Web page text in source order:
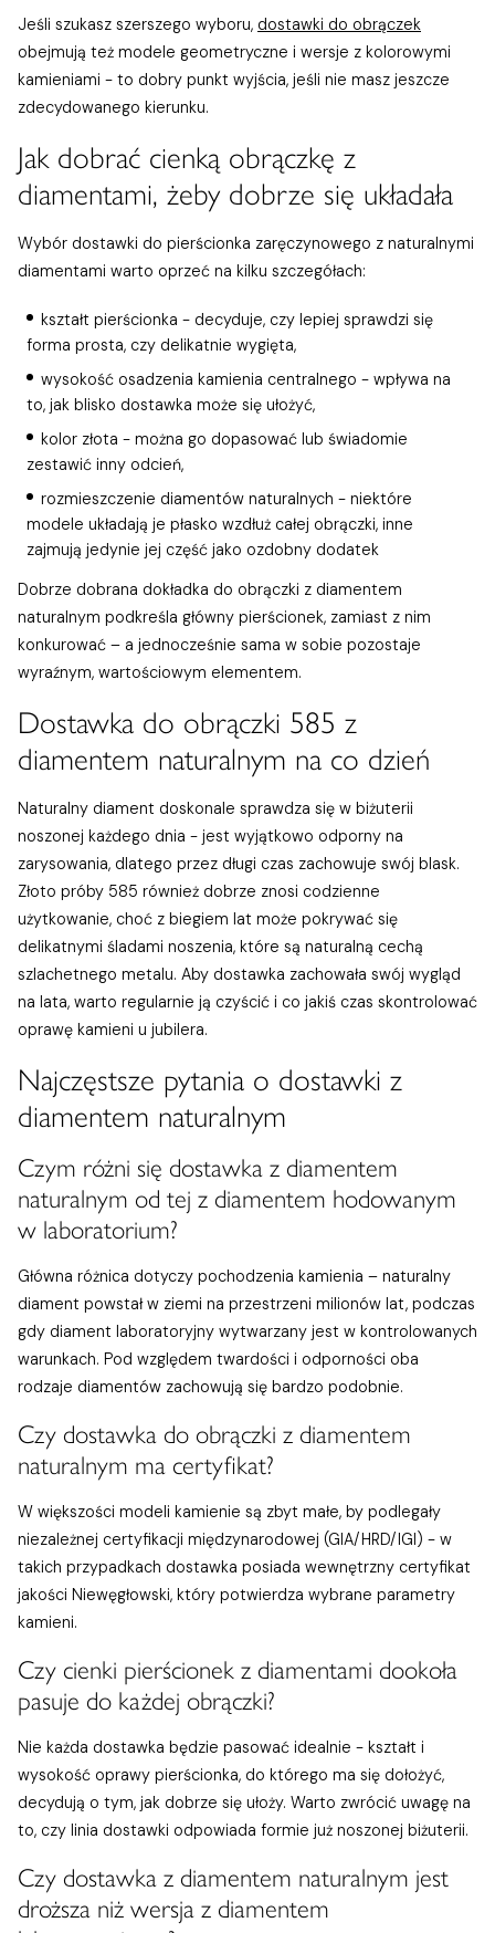
Jeśli szukasz szerszego wyboru, dostawki do obrączek
obejmują też modele geometryczne i wersje z kolorowymi
kamieniami - to dobry punkt wyjścia, jeśli nie masz jeszcze
zdecydowanego kierunku.
Jak dobrać cienką obrączkę z
diamentami, żeby dobrze się układała
Wybór dostawki do pierścionka zaręczynowego z naturalnymi
diamentami warto oprzeć na kilku szczegółach:
kształt pierścionka - decyduje, czy lepiej sprawdzi się
forma prosta, czy delikatnie wygięta,
wysokość osadzenia kamienia centralnego - wpływa na
to, jak blisko dostawka może się ułożyć,
kolor złota - można go dopasować lub świadomie
zestawić inny odcień,
rozmieszczenie diamentów naturalnych - niektóre
modele układają je płasko wzdłuż całej obrączki, inne
zajmują jedynie jej część jako ozdobny dodatek
Dobrze dobrana dokładka do obrączki z diamentem
naturalnym podkreśla główny pierścionek, zamiast z nim
konkurować – a jednocześnie sama w sobie pozostaje
wyraźnym, wartościowym elementem.
Dostawka do obrączki 585 z
diamentem naturalnym na co dzień
Naturalny diament doskonale sprawdza się w biżuterii
noszonej każdego dnia - jest wyjątkowo odporny na
zarysowania, dlatego przez długi czas zachowuje swój blask.
Złoto próby 585 również dobrze znosi codzienne
użytkowanie, choć z biegiem lat może pokrywać się
delikatnymi śladami noszenia, które są naturalną cechą
szlachetnego metalu. Aby dostawka zachowała swój wygląd
na lata, warto regularnie ją czyścić i co jakiś czas skontrolować
oprawę kamieni u jubilera.
Najczęstsze pytania o dostawki z
diamentem naturalnym
Czym różni się dostawka z diamentem
naturalnym od tej z diamentem hodowanym
w laboratorium?
Główna różnica dotyczy pochodzenia kamienia – naturalny
diament powstał w ziemi na przestrzeni milionów lat, podczas
gdy diament laboratoryjny wytwarzany jest w kontrolowanych
warunkach. Pod względem twardości i odporności oba
rodzaje diamentów zachowują się bardzo podobnie.
Czy dostawka do obrączki z diamentem
naturalnym ma certyfikat?
W większości modeli kamienie są zbyt małe, by podlegały
niezależnej certyfikacji międzynarodowej (GIA/HRD/IGI) - w
takich przypadkach dostawka posiada wewnętrzny certyfikat
jakości Niewęgłowski, który potwierdza wybrane parametry
kamieni.
Czy cienki pierścionek z diamentami dookoła
pasuje do każdej obrączki?
Nie każda dostawka będzie pasować idealnie - kształt i
wysokość oprawy pierścionka, do którego ma się dołożyć,
decydują o tym, jak dobrze się ułoży. Warto zwrócić uwagę na
to, czy linia dostawki odpowiada formie już noszonej biżuterii.
Czy dostawka z diamentem naturalnym jest
droższa niż wersja z diamentem